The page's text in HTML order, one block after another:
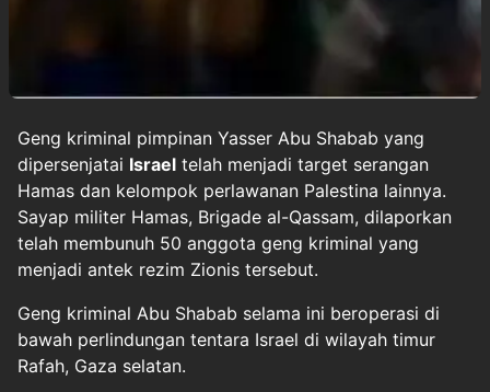
Geng kriminal pimpinan Yasser Abu Shabab yang
dipersenjatai Israel telah menjadi target serangan
Hamas dan kelompok perlawanan Palestina lainnya.
Sayap militer Hamas, Brigade al-Qassam, dilaporkan
telah membunuh 50 anggota geng kriminal yang
menjadi antek rezim Zionis tersebut.
Geng kriminal Abu Shabab selama ini beroperasi di
bawah perlindungan tentara Israel di wilayah timur
Rafah, Gaza selatan.